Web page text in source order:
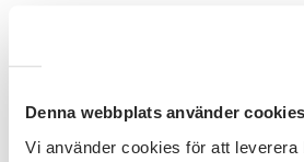
Denna webbplats använder cookies
Vi använder cookies för att leverera
I kurskostnaden ingår både
och efter träffarna kommer du ha
burkar med fermenterade